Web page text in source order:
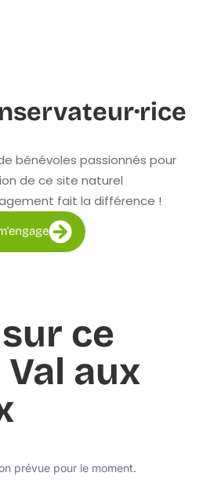
bénévoles passionnés pour
de ce site naturel
fait la différence !
ce
Val aux
prévue pour le moment.